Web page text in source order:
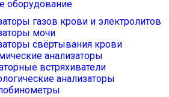
оборудование
газов крови и электролитов
мочи
свёртывания крови
анализаторы
встряхиватели
анализаторы